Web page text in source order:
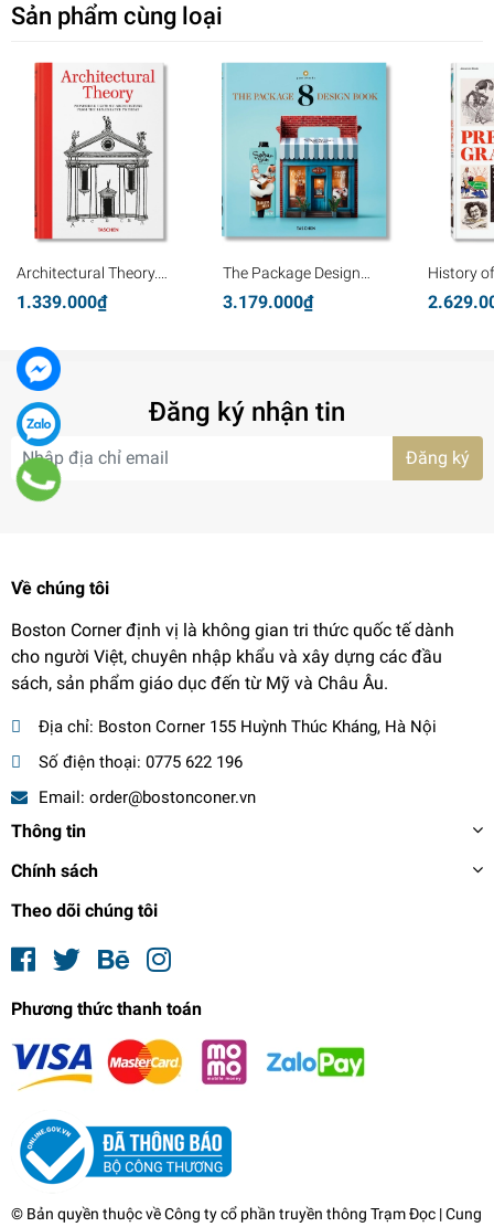
Sản phẩm cùng loại
Architectural Theory.
Pioneering Texts on
Architecture from the
1.339.000₫
The Package Design
Book 8
3.179.000₫
History
Đăng ký nhận tin
Đăng ký
Về chúng tôi
Boston Corner định vị là không gian tri thức quốc tế dành
cho người Việt, chuyên nhập khẩu và xây dựng các đầu
sách, sản phẩm giáo dục đến từ Mỹ và Châu Âu.
Địa chỉ: Boston Corner 155 Huỳnh Thúc Kháng, Hà Nội
Số điện thoại: 0775 622 196
Email: order@bostonconer.vn
Thông tin
Chính sách
Theo dõi chúng tôi
Phương thức thanh toán
© Bản quyền thuộc vềCông ty cổ phần truyền thông Trạm Đọc | Cung
Green Architecture
919.000₫